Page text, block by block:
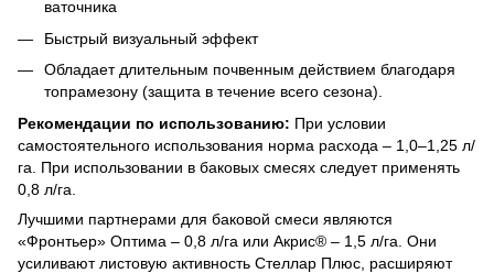
ваточника
Быстрый визуальный эффект
Обладает длительным почвенным действием благодаря
топрамезону (защита в течение всего сезона).
Рекомендации по использованию: При условии
самостоятельного использования норма расхода – 1,0–1,25 л/
га. При использовании в баковых смесях следует применять
0,8 л/га.
Лучшими партнерами для баковой смеси являются
«Фронтьер» Оптима – 0,8 л/га или Акрис® – 1,5 л/га. Они
усиливают листовую активность Стеллар Плюс, расширяют